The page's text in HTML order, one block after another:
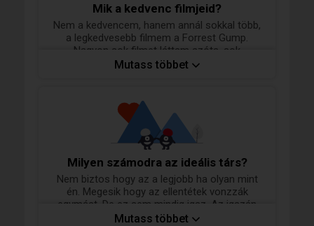
Mik a kedvenc filmjeid?
Nem a kedvencem, hanem annál sokkal több,
a legkedvesebb filmem a Forrest Gump.
Nagyon sok filmet láttam azóta, sok
kedvencem van, de számomra ez a film
hosszú lenne. Ha mégis érdekel mik azok és
neked mik a kedvenceid, egy kávé vagy tea
mellett megbeszélhetjük 😊
Mutass többet
Milyen számodra az ideális társ?
Nem biztos hogy az a legjobb ha olyan mint
én. Megesik hogy az ellentétek vonzzák
egymást. De ez sem mindig igaz. Az igazán
jó dolog az összecsiszolódás. Amikor
Mutass többet